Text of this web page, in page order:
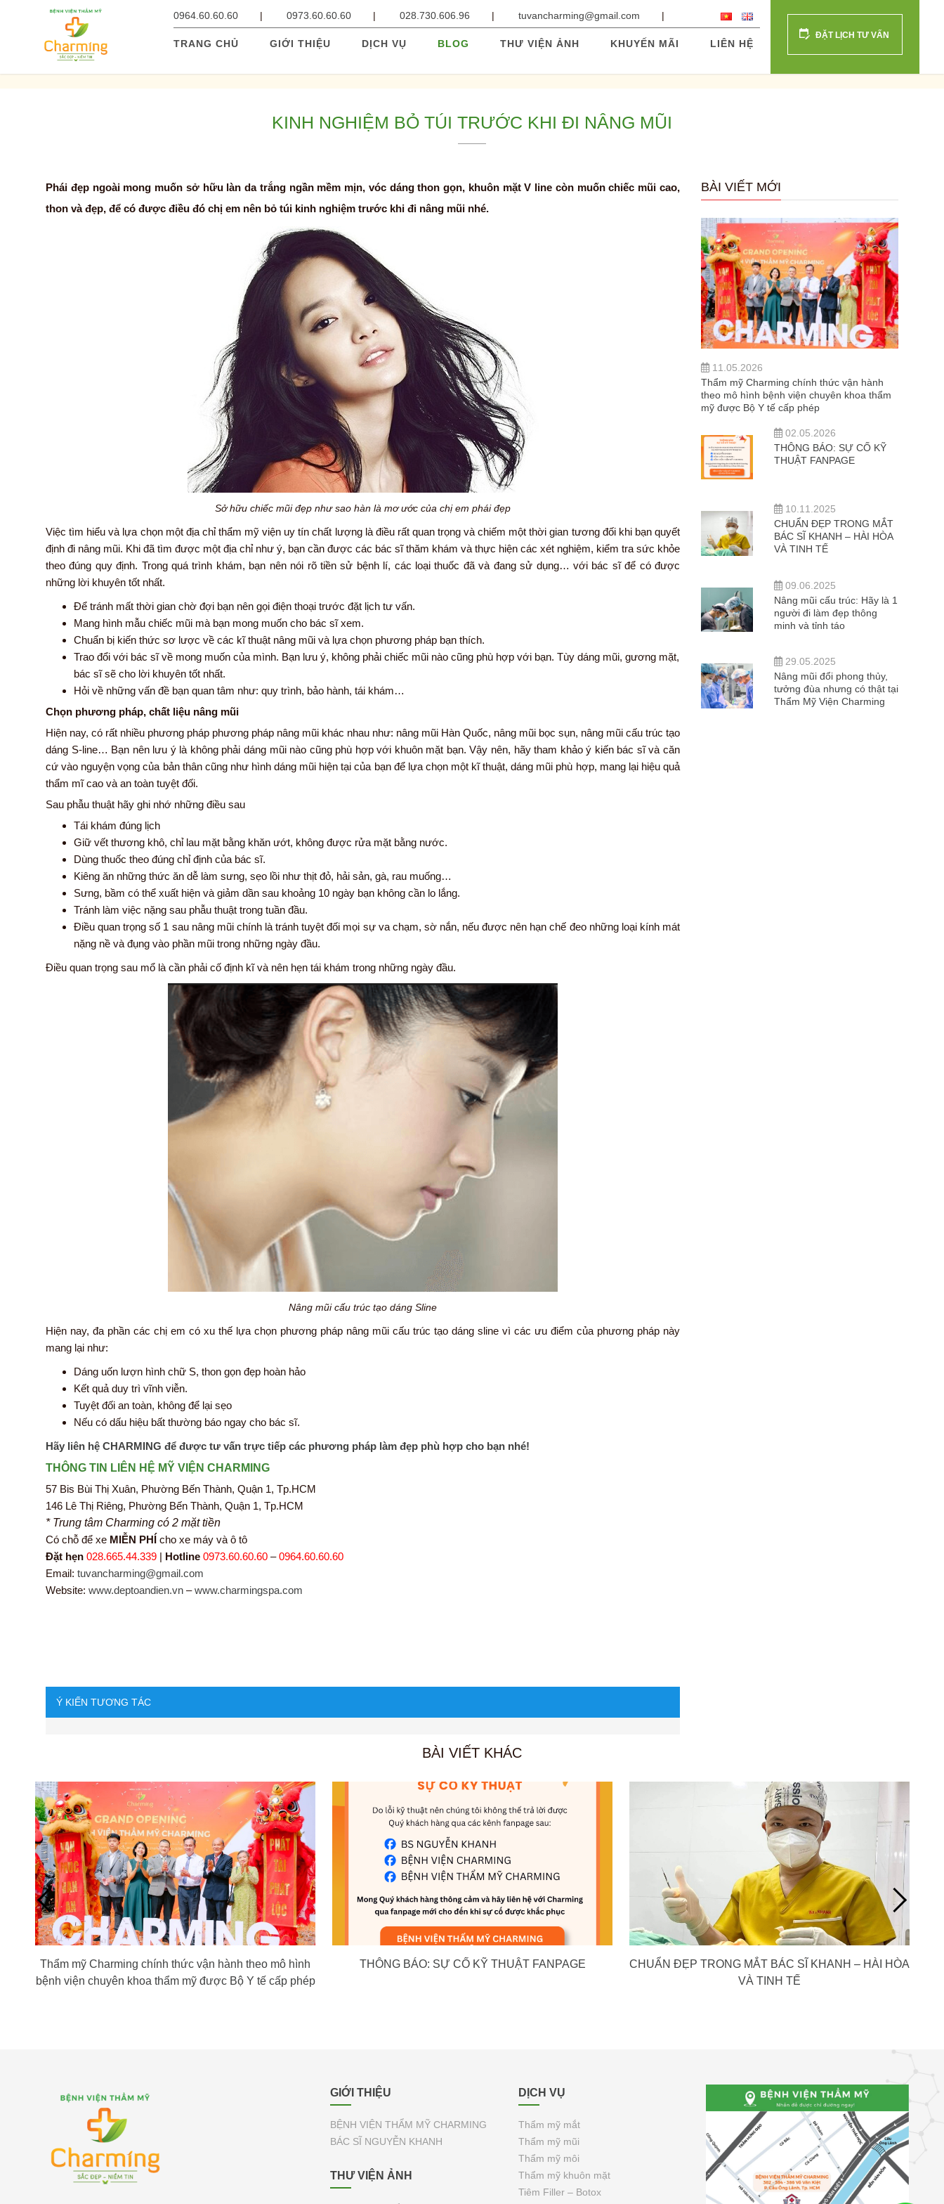
0964.60.60.60 0973.60.60.60 028.730.606.96 tuvancharming@gmail.com
TRANG CHỦ GIỚI THIỆU DỊCH VỤ BLOG THƯ VIỆN ẢNH KHUYẾN MÃI LIÊN HỆ
ĐẶT LỊCH TƯ VẤN
KINH NGHIỆM BỎ TÚI TRƯỚC KHI ĐI NÂNG MŨI
Phái đẹp ngoài mong muốn sở hữu làn da trắng ngần mềm mịn, vóc dáng thon gọn, khuôn mặt V line còn muốn chiếc mũi cao,
thon và đẹp, để có được điều đó chị em nên bỏ túi kinh nghiệm trước khi đi nâng mũi nhé.
Sở hữu chiếc mũi đẹp như sao hàn là mơ ước của chị em phái đẹp
Việc tìm hiểu và lựa chọn một địa chỉ thẩm mỹ viện uy tín chất lượng là điều rất quan trọng và chiếm một thời gian tương đối khi bạn quyết
định đi nâng mũi. Khi đã tìm được một địa chỉ như ý, bạn cần được các bác sĩ thăm khám và thực hiện các xét nghiệm, kiểm tra sức khỏe
theo đúng quy định. Trong quá trình khám, bạn nên nói rõ tiền sử bệnh lí, các loại thuốc đã và đang sử dụng… với bác sĩ để có được
những lời khuyên tốt nhất.
Để tránh mất thời gian chờ đợi bạn nên gọi điện thoại trước đặt lịch tư vấn.
Mang hình mẫu chiếc mũi mà bạn mong muốn cho bác sĩ xem.
Chuẩn bị kiến thức sơ lược về các kĩ thuật nâng mũi và lựa chọn phương pháp bạn thích.
Trao đổi với bác sĩ về mong muốn của mình. Bạn lưu ý, không phải chiếc mũi nào cũng phù hợp với bạn. Tùy dáng mũi, gương mặt,
bác sĩ sẽ cho lời khuyên tốt nhất.
Hỏi về những vấn đề bạn quan tâm như: quy trình, bảo hành, tái khám…
Chọn phương pháp, chất liệu nâng mũi
Hiện nay, có rất nhiều phương pháp phương pháp nâng mũi khác nhau như: nâng mũi Hàn Quốc, nâng mũi bọc sụn, nâng mũi cấu trúc tạo
dáng S-line… Bạn nên lưu ý là không phải dáng mũi nào cũng phù hợp với khuôn mặt bạn. Vậy nên, hãy tham khảo ý kiến bác sĩ và căn
cứ vào nguyện vọng của bản thân cũng như hình dáng mũi hiện tại của bạn để lựa chọn một kĩ thuật, dáng mũi phù hợp, mang lại hiệu quả
thẩm mĩ cao và an toàn tuyệt đối.
Sau phẫu thuật hãy ghi nhớ những điều sau
Tái khám đúng lịch
Giữ vết thương khô, chỉ lau mặt bằng khăn ướt, không được rửa mặt bằng nước.
Dùng thuốc theo đúng chỉ định của bác sĩ.
Kiêng ăn những thức ăn dễ làm sưng, sẹo lồi như thịt đỏ, hải sản, gà, rau muống…
Sưng, bầm có thể xuất hiện và giảm dần sau khoảng 10 ngày bạn không cần lo lắng.
Tránh làm việc nặng sau phẫu thuật trong tuần đầu.
Điều quan trọng số 1 sau nâng mũi chính là tránh tuyệt đối mọi sự va chạm, sờ nắn, nếu được nên hạn chế đeo những loại kính mát
nặng nề và đụng vào phần mũi trong những ngày đầu.
Điều quan trọng sau mổ là cần phải cố định kĩ và nên hẹn tái khám trong những ngày đầu.
Nâng mũi cấu trúc tạo dáng Sline
Hiện nay, đa phần các chị em có xu thế lựa chọn phương pháp nâng mũi cấu trúc tạo dáng sline vì các ưu điểm của phương pháp này
mang lại như:
Dáng uốn lượn hình chữ S, thon gọn đẹp hoàn hảo
Kết quả duy trì vĩnh viễn.
Tuyệt đối an toàn, không để lại sẹo
Nếu có dấu hiệu bất thường báo ngay cho bác sĩ.
Hãy liên hệ CHARMING để được tư vấn trực tiếp các phương pháp làm đẹp phù hợp cho bạn nhé!
THÔNG TIN LIÊN HỆ MỸ VIỆN CHARMING
57 Bis Bùi Thị Xuân, Phường Bến Thành, Quận 1, Tp.HCM
146 Lê Thị Riêng, Phường Bến Thành, Quận 1, Tp.HCM
* Trung tâm Charming có 2 mặt tiền
Có chỗ để xe MIỄN PHÍ cho xe máy và ô tô
Đặt hẹn 028.665.44.339 | Hotline 0973.60.60.60 –0964.60.60.60
Email: tuvancharming@gmail.com
Website: www.deptoandien.vn –www.charmingspa.com
Ý KIẾN TƯƠNG TÁC
BÀI VIẾT MỚI
11.05.2026
Thẩm mỹ Charming chính thức vận hành
theo mô hình bệnh viện chuyên khoa thẩm
mỹ được Bộ Y tế cấp phép
02.05.2026
THÔNG BÁO: SỰ CỐ KỸ
THUẬT FANPAGE
10.11.2025
CHUẨN ĐẸP TRONG MẮT
BÁC SĨ KHANH – HÀI HÒA
VÀ TINH TẾ
09.06.2025
Nâng mũi cấu trúc: Hãy là 1
người đi làm đẹp thông
minh và tỉnh táo
29.05.2025
Nâng mũi đổi phong thủy,
tưởng đùa nhưng có thật tại
Thẩm Mỹ Viện Charming
BÀI VIẾT KHÁC
Thẩm mỹ Charming chính thức vận hành theo mô hình
bệnh viện chuyên khoa thẩm mỹ được Bộ Y tế cấp phép
THÔNG BÁO: SỰ CỐ KỸ THUẬT FANPAGE
CHUẨN ĐẸP TRONG MẮT BÁC SĨ KHANH – HÀI HÒA
VÀ TINH TẾ
GIỚI THIỆU
BỆNH VIỆN THẨM MỸ CHARMING
BÁC SĨ NGUYỄN KHANH
THƯ VIỆN ẢNH
DỊCH VỤ
Thẩm mỹ mắt
Thẩm mỹ mũi
Thẩm mỹ môi
Thẩm mỹ khuôn mặt
Tiêm Filler – Botox